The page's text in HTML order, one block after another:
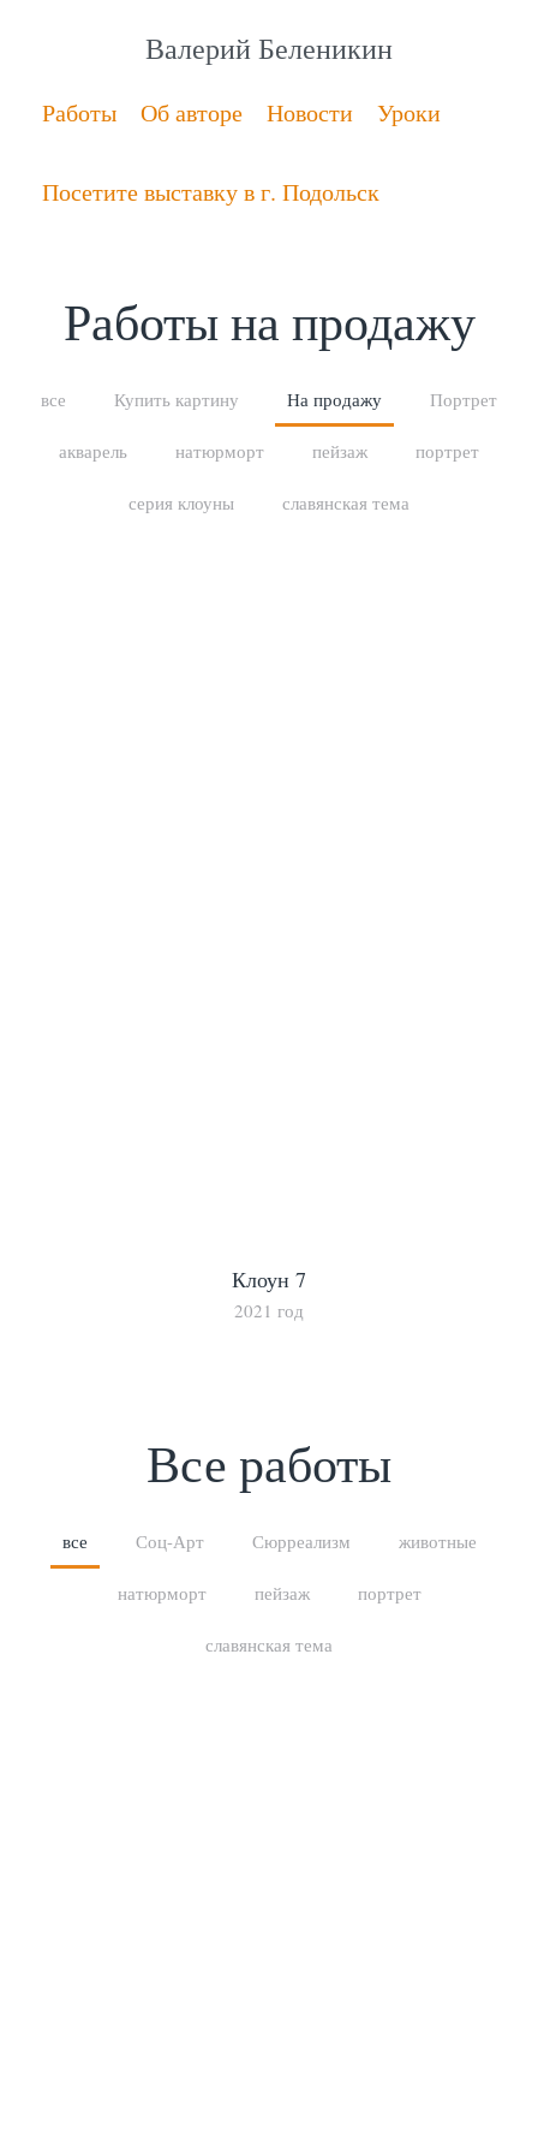
Валерий Беленикин
Работы Об авторе Новости Уроки
Посетите выставку в г. Подольск
Работы на продажу
все Купить картину На продажу Портрет
акварель натюрморт пейзаж портрет
серия клоуны славянская тема
Клоун 7
2021 год
Все работы
все Соц-Арт Сюрреализм животные
натюрморт пейзаж портрет
славянская тема